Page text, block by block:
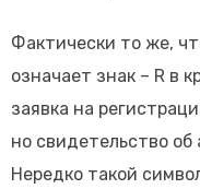
Фактически то же,
означает знак – R в
заявка на
но свидетельство об
Нередко такой